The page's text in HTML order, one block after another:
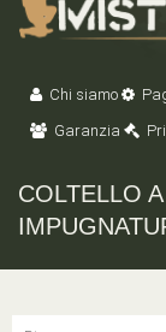
Chi siamo
Garanzia
COLTELLO